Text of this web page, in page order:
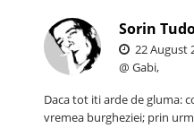
Sorin
22 August
@ Gabi,
Daca tot iti arde de gluma:
vremea burgheziei; prin